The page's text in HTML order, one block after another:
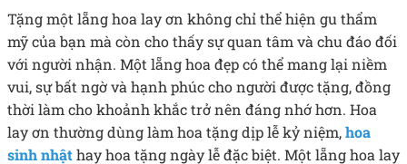
Tặng một lẵng hoa lay ơn không chỉ thể hiện gu thẩm
mỹ của bạn mà còn cho thấy sự quan tâm và chu đáo đối
với người nhận. Một lẵng hoa đẹp có thể mang lại niềm
vui, sự bất ngờ và hạnh phúc cho người được tặng, đồng
thời làm cho khoảnh khắc trở nên đáng nhớ hơn. Hoa
lay ơn thường dùng làm hoa tặng dịp lễ kỷ niệm,hoa
sinh nhậthay hoa tặng ngày lễ đặc biệt. Một lẵng hoa lay